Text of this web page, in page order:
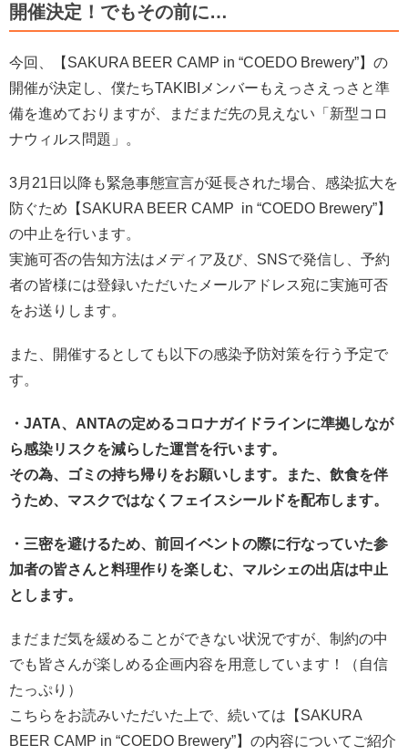
開催決定！でもその前に…
今回、【SAKURA BEER CAMP in “COEDO Brewery”】の
開催が決定し、僕たちTAKIBIメンバーもえっさえっさと準
備を進めておりますが、まだまだ先の見えない「新型コロ
ナウィルス問題」。
3月21日以降も緊急事態宣言が延長された場合、感染拡大を
防ぐため【SAKURA BEER CAMP in “COEDO Brewery”】
の中止を行います。
実施可否の告知方法はメディア及び、SNSで発信し、予約
者の皆様には登録いただいたメールアドレス宛に実施可否
をお送りします。
また、開催するとしても以下の感染予防対策を行う予定で
す。
・JATA、ANTAの定めるコロナガイドラインに準拠しなが
ら感染リスクを減らした運営を行います。
その為、ゴミの持ち帰りをお願いします。また、飲食を伴
うため、マスクではなくフェイスシールドを配布します。
・三密を避けるため、前回イベントの際に行なっていた参
加者の皆さんと料理作りを楽しむ、マルシェの出店は中止
とします。
まだまだ気を緩めることができない状況ですが、制約の中
でも皆さんが楽しめる企画内容を用意しています！（自信
たっぷり）
こちらをお読みいただいた上で、続いては【SAKURA
BEER CAMP in “COEDO Brewery”】の内容についてご紹介